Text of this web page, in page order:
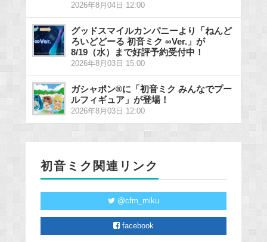
2026年8月04日 12:00
グッドスマイルカンパニーより「ねんど
ろいどどーる 初音ミク ∞Ver.」が
8/19（水）まで好評予約受付中！
2026年8月03日 15:00
ガシャポン®に「初音ミク みんなでプー
ルフィギュア」が登場！
2026年8月03日 12:00
初音ミク関連リンク
@cfm_miku
facebook